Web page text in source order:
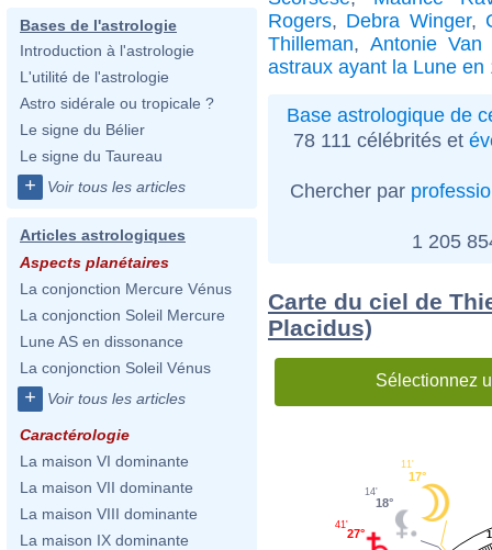
Bases de l'astrologie
Introduction à l'astrologie
L'utilité de l'astrologie
Astro sidérale ou tropicale ?
Le signe du Bélier
Le signe du Taureau
+ Voir tous les articles
Articles astrologiques
Aspects planétaires
La conjonction Mercure Vénus
La conjonction Soleil Mercure
Lune AS en dissonance
La conjonction Soleil Vénus
+ Voir tous les articles
Caractérologie
La maison VI dominante
La maison VII dominante
La maison VIII dominante
La maison IX dominante
Rogers, Debra Winger,
Thilleman, Antonie Van
astraux ayant la Lune en
Base astrologique de
78 111 célébrités et
Chercher par
1 205
Carte du ciel de
Placidus)
Sélectionnez
17°
11'
18°
14'
27°
41'